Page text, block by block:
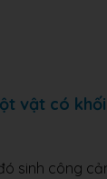
vật có
sinh công